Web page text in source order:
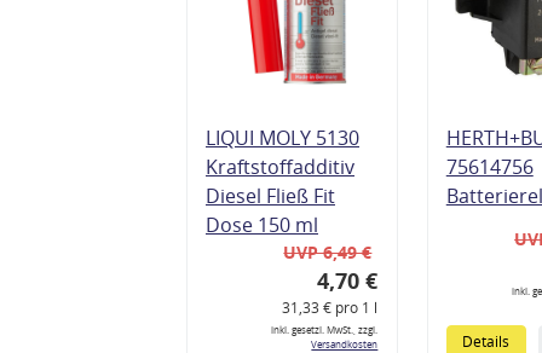
LIQUI MOLY 5130
Kraftstoffadditiv
Diesel Fließ Fit
Dose 150 ml
UVP 6,49 €
4,70 €
31,33 € pro 1 l
inkl. gesetzl. MwSt., zzgl.
Versandkosten
75614756
inkl.
Details